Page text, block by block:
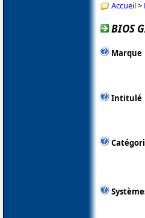
Accueil>
BIOS
Marque
Intitulé